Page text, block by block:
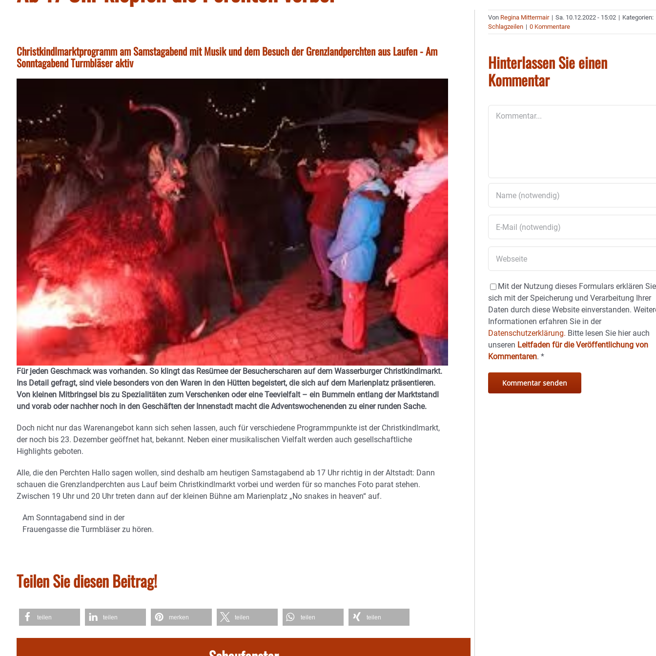
Christkindlmarktprogramm am Samstagabend mit Musik und dem Besuch der Grenzlandperchten aus Laufen - Am
Sonntagabend Turmbläser aktiv
Für jeden Geschmack was vorhanden. So klingt das Resümee der Besucherscharen auf dem Wasserburger Christkindlmarkt.
Ins Detail gefragt, sind viele besonders von den Waren in den Hütten begeistert, die sich auf dem Marienplatz präsentieren.
Von kleinen Mitbringsel bis zu Spezialitäten zum Verschenken oder eine Teevielfalt – ein Bummeln entlang der Marktstandl
und vorab oder nachher noch in den Geschäften der Innenstadt macht die Adventswochenenden zu einer runden Sache.
Doch nicht nur das Warenangebot kann sich sehen lassen, auch für verschiedene Programmpunkte ist der Christkindlmarkt,
der noch bis 23. Dezember geöffnet hat, bekannt. Neben einer musikalischen Vielfalt werden auch gesellschaftliche
Highlights geboten.
Alle, die den Perchten Hallo sagen wollen, sind deshalb am heutigen Samstagabend ab 17 Uhr richtig in der Altstadt: Dann
schauen die Grenzlandperchten aus Lauf beim Christkindlmarkt vorbei und werden für so manches Foto parat stehen.
Zwischen 19 Uhr und 20 Uhr treten dann auf der kleinen Bühne am Marienplatz „No snakes in heaven“ auf.
Am Sonntagabend sind in der
Frauengasse die Turmbläser zu hören.
Teilen Sie diesen Beitrag!
teilen teilen merken teilen teilen teilen
Von Regina Mittermair | Sa. 10.12.2022 - 15:02 | Kategorien:
Schlagzeilen | 0 Kommentare
Hinterlassen Sie einen
Kommentar
Mit der Nutzung dieses Formulars erklären Sie
sich mit der Speicherung und Verarbeitung Ihrer
Daten durch diese Website einverstanden.
Informationen erfahren Sie in der
Datenschutzerklärung. Bitte lesen Sie hier auch
unseren Leitfaden für die Veröffentlichung von
Kommentaren.*